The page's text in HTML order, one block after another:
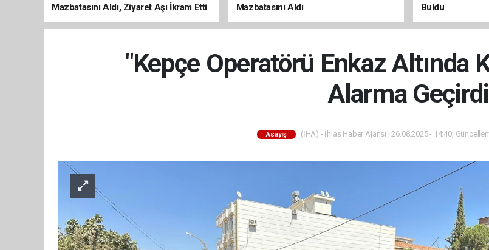
Mazbatasını Aldı, Ziyaret Aşı İkram Etti
Mazbatasını Aldı
Buldu
"Kepçe Operatörü Enkaz Altında
Alarma Geçirdi
Asayiş (İHA) - İhlas Haber Ajansı | 26.08.2025 - 14:40,